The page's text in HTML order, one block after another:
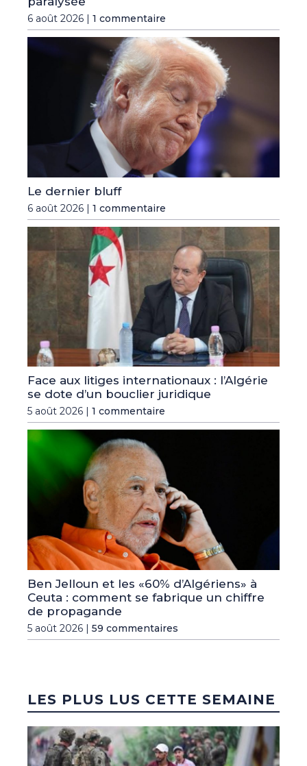
6 août 2026 | 1 commentaire
Le dernier bluff
6 août 2026 | 1 commentaire
Face aux litiges internationaux : l’Algérie
se dote d’un bouclier juridique
5 août 2026 | 1 commentaire
Ben Jelloun et les «60% d’Algériens» à
Ceuta : comment se fabrique un chiffre
de propagande
5 août 2026 | 59 commentaires
LES PLUS LUS CETTE SEMAINE